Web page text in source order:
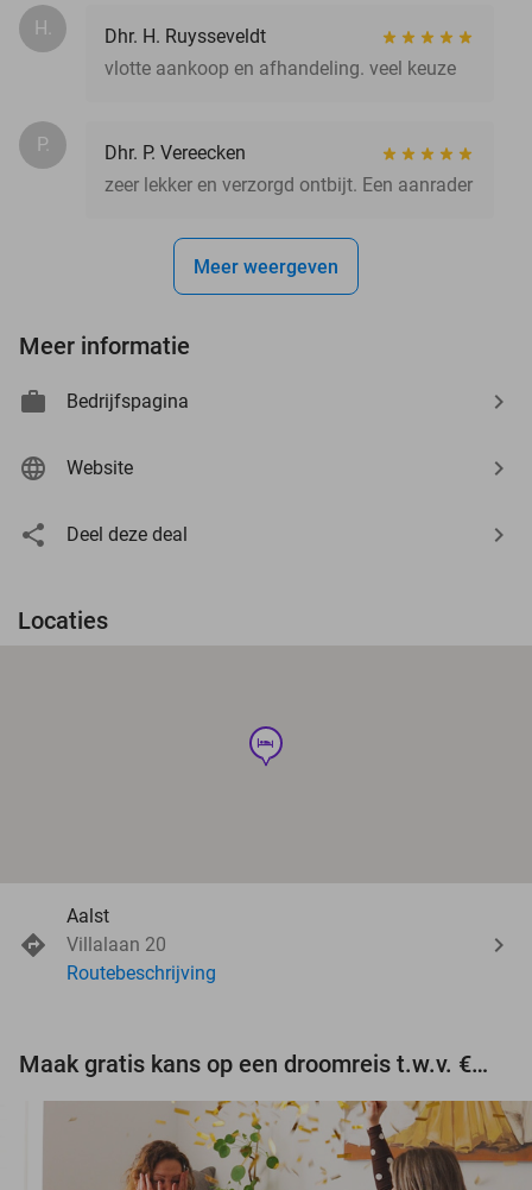
H.
Dhr. H. Ruysseveldt
vlotte aankoop en afhandeling. veel keuze
P.
Dhr. P. Vereecken
zeer lekker en verzorgd ontbijt. Een aanrader
Meer weergeven
Meer informatie
Bedrijfspagina
Website
Deel deze deal
Locaties
hotel
Aalst
Villalaan 20
Routebeschrijving
Maak gratis kans op een droomreis t.w.v. €3.000!